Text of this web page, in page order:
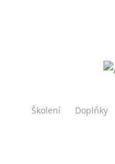
Školení Doplňky